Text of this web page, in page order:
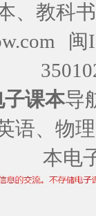
、教科
闽
子课本导
语、物
本电